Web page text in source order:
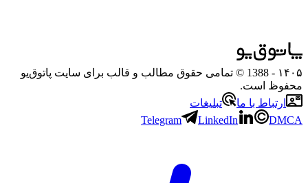
۱۴۰۵
- 1388 © تمامی حقوق مطالب و قالب برای سایت پاتوق‌یو
محفوظ است.
ارتباط با ما
تبلیغات
Telegram
LinkedIn DMCA